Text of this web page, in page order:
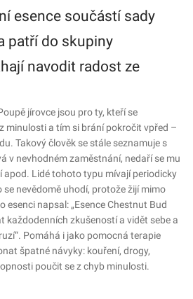
esence součástí sady
patří do skupiny
navodit radost ze
jírovce jsou pro ty, kteří se
minulosti a tím si brání pokročit vpřed –
Takový člověk se stále seznamuje s
v nevhodném zaměstnání, nedaří se mu
apod. Lidé tohoto typu mívají periodicky
se nevědomě uhodí, protože žijí mimo
esenci napsal: „Esence Chestnut Bud
každodenních zkušeností a vidět sebe a
Pomáhá i jako pomocná terapie
špatné návyky: kouření, drogy,
poučit se z chyb minulosti.